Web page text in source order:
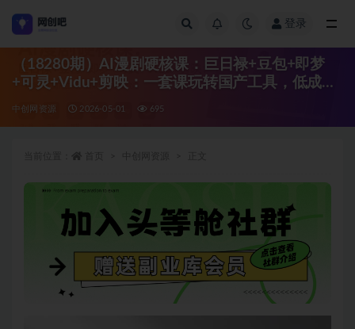
登录
（18280期）AI漫剧硬核课：巨日禄+豆包+即梦
+可灵+Vidu+剪映：一套课玩转国产工具，低成本
产出爆款漫剧
中创网资源 2026-05-01 695